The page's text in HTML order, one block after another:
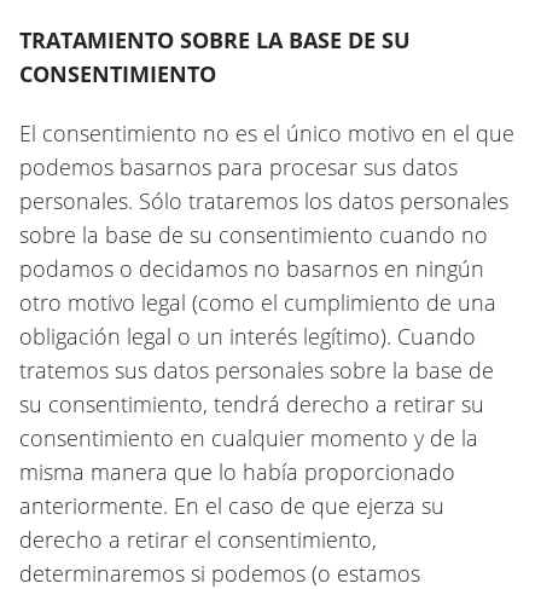
TRATAMIENTO SOBRE LA BASE DE SU
CONSENTIMIENTO
El consentimiento no es el único motivo en el que
podemos basarnos para procesar sus datos
personales. Sólo trataremos los datos personales
sobre la base de su consentimiento cuando no
podamos o decidamos no basarnos en ningún
otro motivo legal (como el cumplimiento de una
obligación legal o un interés legítimo). Cuando
tratemos sus datos personales sobre la base de
su consentimiento, tendrá derecho a retirar su
consentimiento en cualquier momento y de la
misma manera que lo había proporcionado
anteriormente. En el caso de que ejerza su
derecho a retirar el consentimiento,
determinaremos si podemos (o estamos